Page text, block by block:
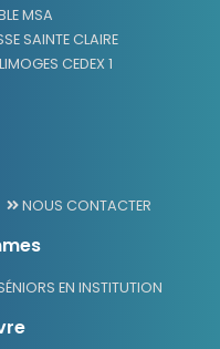
MSA
SAINTE CLAIRE
CEDEX 1
NOUS CONTACTER
EN INSTITUTION